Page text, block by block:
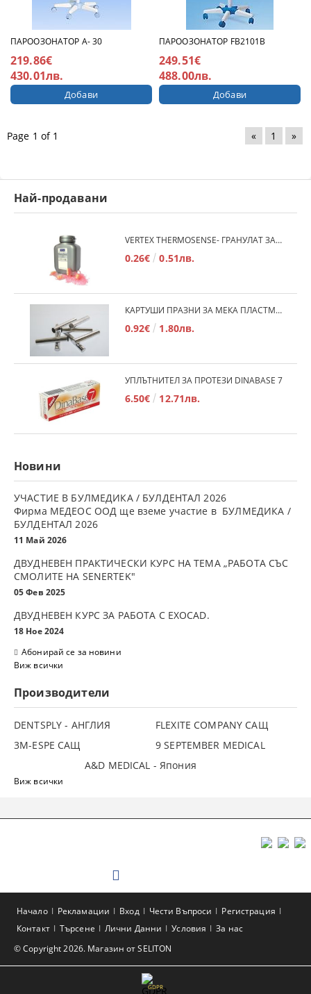
ПАРООЗОНАТОР A- 30
219.86€
430.01лв.
ПАРООЗОНАТОР FB2101B
249.51€
488.00лв.
Page 1 of 1 « 1 »
Най-продавани
VERTEX THERMOSENSE- ГРАНУЛАТ ЗА МЕКИ ПРОТЕЗИ
0.26€ 0.51лв.
КАРТУШИ ПРАЗНИ ЗА МЕКА ПЛАСТМАСА
0.92€ 1.80лв.
УПЛЪТНИТЕЛ ЗА ПРОТЕЗИ DINABASE 7
6.50€ 12.71лв.
Новини
УЧАСТИЕ В БУЛМЕДИКА / БУЛДЕНТАЛ 2026
Фирма МЕДЕОС ООД ще вземе участие в БУЛМЕДИКА /
БУЛДЕНТАЛ 2026
11 Май 2026
ДВУДНЕВЕН ПРАКТИЧЕСКИ КУРС НА ТЕМА „РАБОТА СЪС
СМОЛИТЕ НА SENERTEK"
05 Фев 2025
ДВУДНЕВЕН КУРС ЗА РАБОТА С ЕXOCAD.
18 Ное 2024
Абонирай се за новини
Виж всички
Производители
DENTSPLY - АНГЛИЯ
FLEXITE COMPANY САЩ
3М-ESPE САЩ
9 SEPTEMBER MEDICAL
A&D MEDICAL - Япония
Виж всички
© Copyright 2026. Магазин от SELITON
Начало Рекламации Вход Чести Въпроси
Регистрация
Контакт
Търсене Лични Данни Условия За нас
GDPR